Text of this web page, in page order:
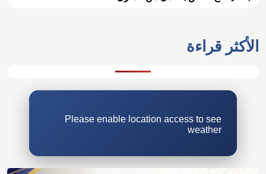
الأكثر قراءة
Please enable location access to see
weather